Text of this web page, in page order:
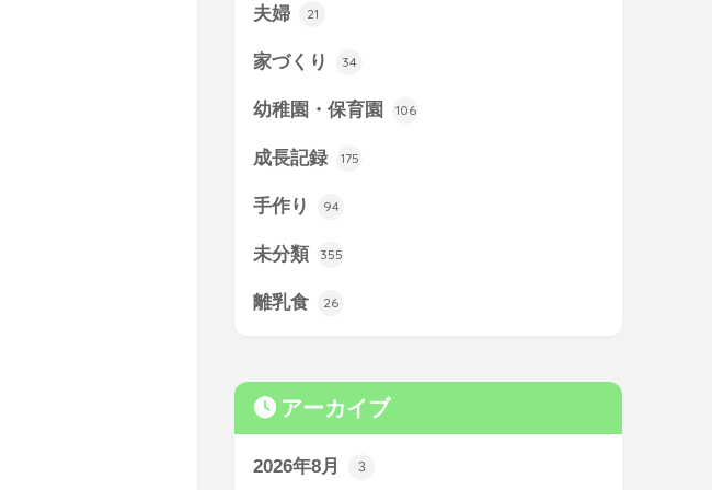
夫婦 21
家づくり 34
幼稚園・保育園 106
成長記録 175
手作り 94
未分類 355
離乳食 26
アーカイブ
2026年8月 3